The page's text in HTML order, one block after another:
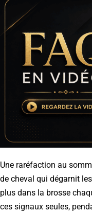
Une raréfaction au
de cheval qui dégarnit
plus dans la brosse
ces signaux seules,